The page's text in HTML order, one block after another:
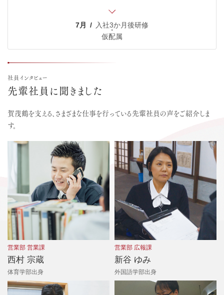
7月
入社3か月後研修
仮配属
社員インタビュー
先輩社員に聞きました
賀茂鶴を支える、さまざまな仕事を行っている先輩社員の声をご紹介しま
す。
営業部 営業課
西村 宗蔵
体育学部出身
営業部 広報課
新谷 ゆみ
外国語学部出身